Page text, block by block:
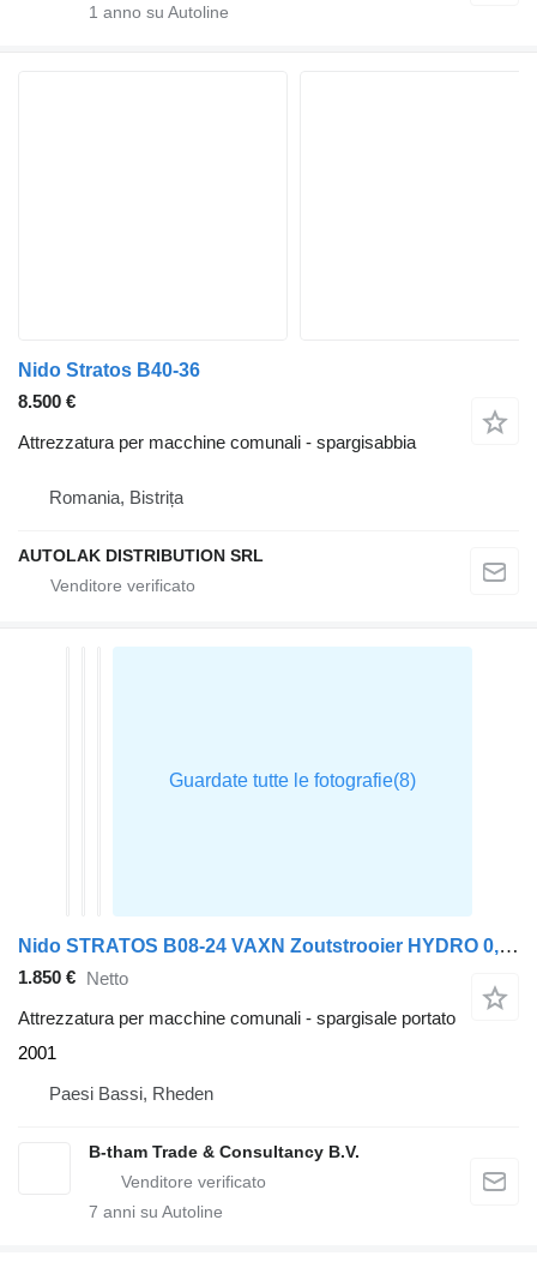
1 anno su Autoline
Nido Stratos B40-36
8.500 €
Attrezzatura per macchine comunali - spargisabbia
Romania, Bistrița
AUTOLAK DISTRIBUTION SRL
Nido STRATOS B08-24 VAXN Zoutstrooier HYDRO 0,8M3 Salzstreuer
1.850 € Netto
Attrezzatura per macchine comunali - spargisale portato
2001
Paesi Bassi, Rheden
B-tham Trade & Consultancy B.V.
7 anni su Autoline